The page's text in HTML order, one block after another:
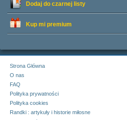
Dodaj do czarnej listy
Kup mi premium
Strona Główna
O nas
FAQ
Polityka prywatności
Polityka cookies
Randki : artykuły i historie miłosne